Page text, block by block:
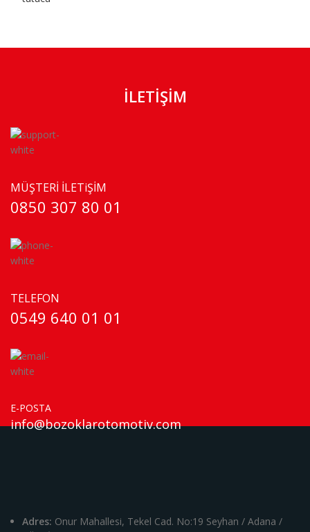
İLETİŞİM
MÜŞTERİ İLETiŞİM
0850 307 80 01
TELEFON
0549 640 01 01
E-POSTA
info@bozoklarotomotiv.com
Adres: Onur Mahallesi, Tekel Cad. No:19 Seyhan / Adana /